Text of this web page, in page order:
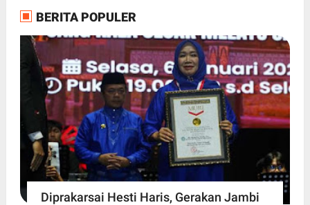
BERITA POPULER
Diprakarsai Hesti Haris, Gerakan Jambi